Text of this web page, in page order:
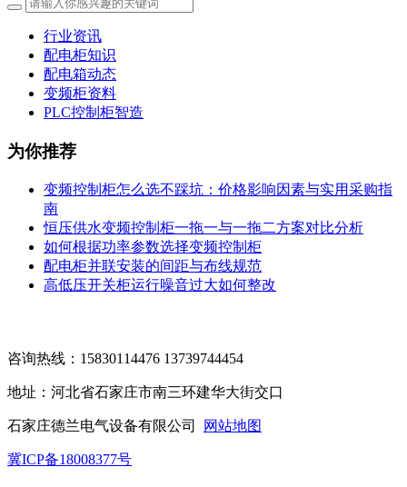
行业资讯
配电柜知识
配电箱动态
变频柜资料
PLC控制柜智造
为你推荐
变频控制柜怎么选不踩坑：价格影响因素与实用采购指
南
恒压供水变频控制柜一拖一与一拖二方案对比分析
如何根据功率参数选择变频控制柜
配电柜并联安装的间距与布线规范
高低压开关柜运行噪音过大如何整改
咨询热线：15830114476 13739744454
地址：河北省石家庄市南三环建华大街交口
石家庄德兰电气设备有限公司 网站地图
冀ICP备18008377号